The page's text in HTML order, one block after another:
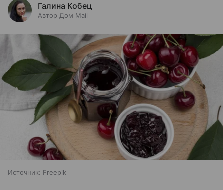
Галина Кобец
Автор Дом Mail
Источник: Freepik